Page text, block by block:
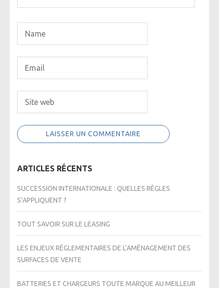
ARTICLES RÉCENTS
SUCCESSION INTERNATIONALE : QUELLES RÈGLES
S’APPLIQUENT ?
TOUT SAVOIR SUR LE LEASING
LES ENJEUX RÉGLEMENTAIRES DE L’AMÉNAGEMENT DES
SURFACES DE VENTE
BATTERIES ET CHARGEURS TOUTE MARQUE AU MEILLEUR